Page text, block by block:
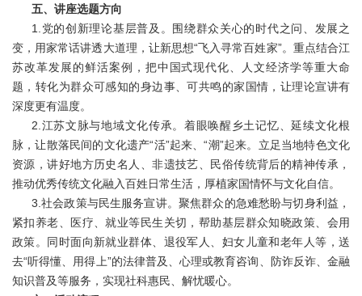
五、讲座选题方向
1.党的创新理论基层普及。围绕群众关心的时代之问、发展之
变，用家常话讲透大道理，让新思想“飞入寻常百姓家”。重点结合江
苏改革发展的鲜活案例，把中国式现代化、人文经济学等重大命
题，转化为群众可感知的身边事、可共鸣的家国情，让理论宣讲有
深度更有温度。
2.江苏文脉与地域文化传承。着眼唤醒乡土记忆、延续文化根
脉，让散落民间的文化遗产“活”起来、“潮”起来。立足当地特色文化
资源，讲好地方历史名人、非遗技艺、民俗传统背后的精神传承，
推动优秀传统文化融入百姓日常生活，厚植家国情怀与文化自信。
3.社会政策与民生服务宣讲。聚焦群众的急难愁盼与切身利益，
紧扣养老、医疗、就业等民生关切，帮助基层群众知晓政策、会用
政策。同时面向新就业群体、退役军人、妇女儿童和老年人等，送
去“听得懂、用得上”的法律普及、心理或教育咨询、防诈反诈、金融
知识普及等服务，实现社科惠民、解忧暖心。